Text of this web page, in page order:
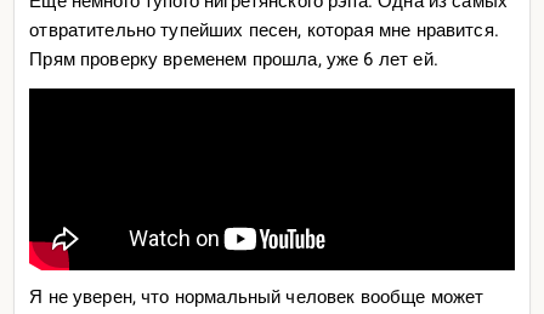
отвратительно тупейших песен, которая мне нравится.
Прям проверку временем прошла, уже 6 лет ей.
Я не уверен, что нормальный человек вообще может